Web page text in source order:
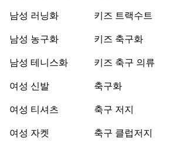
남성 러닝화
남성 농구화
남성 테니스화
여성 신발
여성 티셔츠
여성 자켓
키즈 트랙수트
키즈 축구화
키즈 축구 의류
축구화
축구 저지
축구 클럽저지